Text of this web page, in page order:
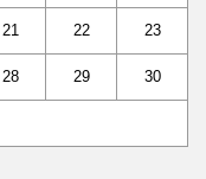
21 22 23
28 29 30